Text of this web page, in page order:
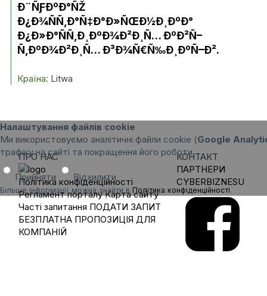
Ð¨ÑƑÐºÐ°ÑŽ
Ð¿Ð¾ÑÑ‚Ð°Ñ‡Ð°Ð»ÑŒÐ½Ð¸ÐºÐ°
Ð¿Ð»Ð°ÑÑ‚Ð¸ÐºÐ¾Ð²Ð¸Ñ… ÐºÐ²Ñ–
Ñ‚ÐºÐ¾Ð²Ð¸Ñ… Ð³Ð¾Ñ€Ñ‰Ð¸ÐºÑ–Ð².
Країна: Litwa
Налаштування файлів cookie
Ми використовуємо аналітичні файли cookie (Google
трафіку на сайті та покращення його роботи.
Прийняти Відхилити
Більше інформації можна знайти в Політика конфіденційності.
ПРО НАС
Політика конфіденційності
Регламент порталу Карта сайту
Часті запитання ПОДАТИ ЗАПИТ
БЕЗПЛАТНА ПРОПОЗИЦІЯ ДЛЯ
КОМПАНІЙ
КОНТАКТ
ПАРТНЕРИ
CYBERBIZNESU